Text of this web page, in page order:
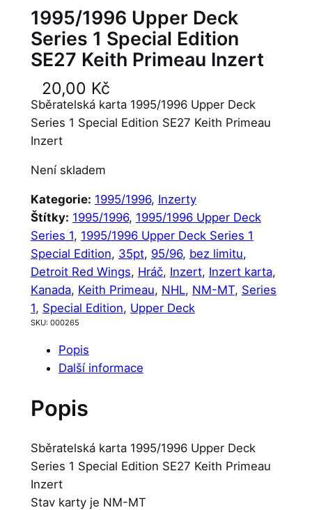
1995/1996 Upper Deck
Series 1 Special Edition
SE27 Keith Primeau Inzert
20,00 Kč
Sběratelská karta 1995/1996 Upper Deck
Series 1 Special Edition SE27 Keith Primeau
Inzert
Není skladem
Kategorie: 1995/1996, Inzerty
Štítky: 1995/1996, 1995/1996 Upper Deck
Series 1, 1995/1996 Upper Deck Series 1
Special Edition, 35pt, 95/96, bez limitu
Detroit Red Wings, Hráč, Inzert, Inzert karta
Kanada, Keith Primeau, NHL, NM-MT, Series
1, Special Edition, Upper Deck
SKU: 000265
Popis
Další informace
Popis
Sběratelská karta 1995/1996 Upper Deck
Series 1 Special Edition SE27 Keith Primeau
Inzert
Stav karty je NM-MT